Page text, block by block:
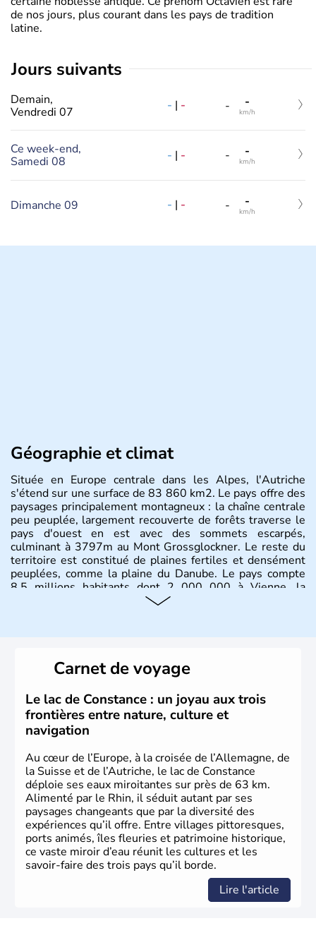
de nos jours, plus courant dans les pays de tradition
latine.
jours suivants
Demain,
Vendredi 07
- | - - -
km/h
Ce week-end,
Samedi 08
- | - - -
km/h
Dimanche 09 - | - - -
km/h
Géographie et climat
Située en Europe centrale dans les Alpes, l'Autriche
s'étend sur une surface de 83 860 km2. Le pays offre des
paysages principalement montagneux : la chaîne centrale
peu peuplée, largement recouverte de forêts traverse le
pays d'ouest en est avec des sommets escarpés,
culminant à 3797m au Mont Grossglockner. Le reste du
territoire est constitué de plaines fertiles et densément
peuplées, comme la plaine du Danube. Le pays compte
8.5 millions habitants dont 2 000 000 à Vienne, la
compte aujourd'hui plus de 8 millions d'habitants.
L'Autriche a donné naissance à de nombreux artistes :
Mozart, Schubert, le psychanalyste Freud, Romy
Schneider, Arnold Schwarzenegger, Anton Bruckner,
Gustav Mahler font partie des Autrichiens les plus
marquants de ces dernières décennies.
Carnet de voyage
Le lac de Constance : un joyau aux trois
frontières entre nature, culture et
navigation
Au cœur de l’Europe, à la croisée de l’Allemagne, de
la Suisse et de l’Autriche, le lac de Constance
déploie ses eaux miroitantes sur près de 63 km.
Alimenté par le Rhin, il séduit autant par ses
paysages changeants que par la diversité des
expériences qu’il offre. Entre villages pittoresques,
ports animés, îles fleuries et patrimoine historique,
ce vaste miroir d’eau réunit les cultures et les
savoir-faire des trois pays qu’il borde.
Lire l'article